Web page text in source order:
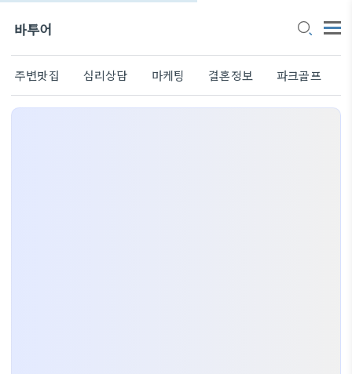
바투어
주변맛집 심리상담 마케팅 결혼정보 파크골프